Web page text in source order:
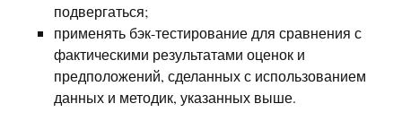
подвергаться;
применять бэк-тестирование для сравнения с
фактическими результатами оценок и
предположений, сделанных с использованием
данных и методик, указанных выше.